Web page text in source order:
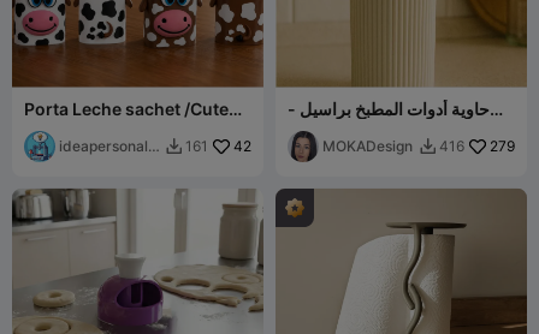
Porta Leche sachet /Cute
Cow Milk pouch
ideapersonal3
 161 42
حاوية أدوات المطبخ براسيل -
تصميم موكا
MOKADesign  416 279